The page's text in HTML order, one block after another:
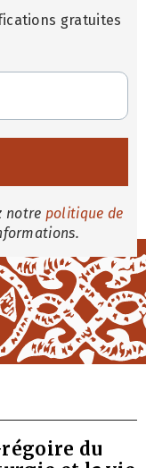
gratuites
notre politique de
du